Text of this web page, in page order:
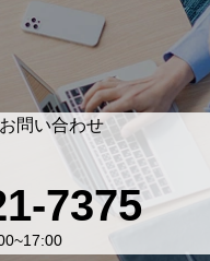
問い合わせ
7375